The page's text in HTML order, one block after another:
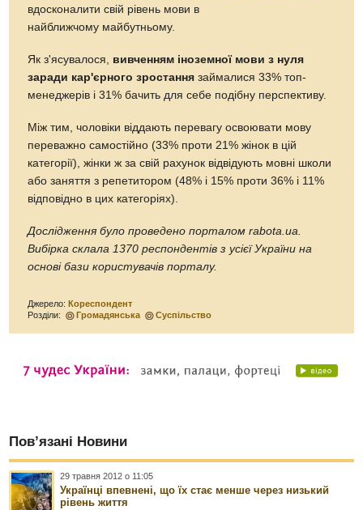
вдосконалити свій рівень мови в
найближчому майбутньому.
Як з'ясувалося, вивченням іноземної мови з нуля
заради кар'єрного зростання займалися 33% топ-
менеджерів і 31% бачить для себе подібну перспективу.
Між тим, чоловіки віддають перевагу освоювати мову
переважно самостійно (33% проти 21% жінок в цій
категорії), жінки ж за свій рахунок відвідують мовні школи
або заняття з репетитором (48% і 15% проти 36% і 11%
відповідно в цих категоріях).
Дослідження було проведено порталом rabota.ua.
Вибірка склала 1370 респондентів з усієї України на
основі бази користувачів порталу.
Джерело: Кореспондент
Розділи:
Громадянська Суспільство
Пов’язані Новини
29 травня 2012 о 11:05
Українці впевнені, що їх стає менше через низький
рівень життя